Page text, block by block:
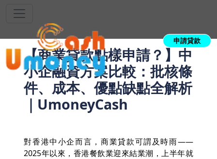
申請貸款
【商業貸款點樣申請？】中
小企融資方案比較：批核條
件、成本、優點缺點全解析
｜UmoneyCash
對香港中小企而言，商業貸款可謂及時雨——
2025年以來，香港餐飲業迎來結業潮，上半年就